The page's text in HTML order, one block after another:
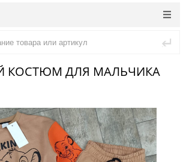
КОСТЮМ ДЛЯ МАЛЬЧИКА